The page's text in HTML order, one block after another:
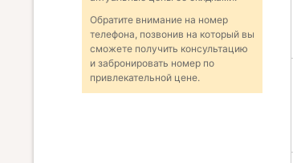
Обратите внимание на номер
телефона, позвонив на который вы
сможете получить консультацию
и забронировать номер по
привлекательной цене.